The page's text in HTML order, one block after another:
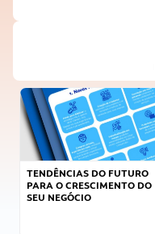
TENDÊNCIAS DO FUTURO
PARA O CRESCIMENTO DO
SEU NEGÓCIO